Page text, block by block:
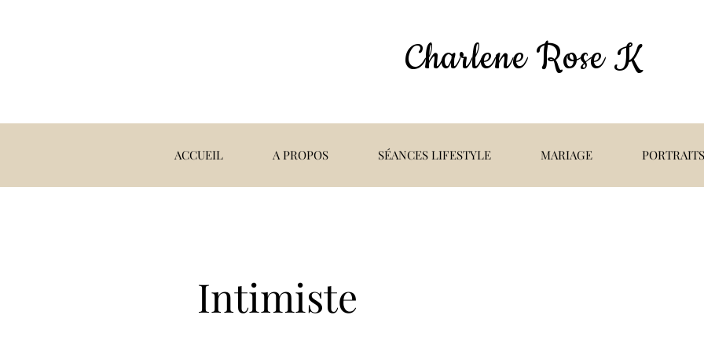
Charlene Rose K
ACCUEIL A PROPOS SÉANCES LIFESTYLE MARIAGE
Intimiste